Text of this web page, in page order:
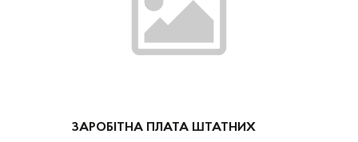
ЗАРОБІТНА ПЛАТА ШТАТНИХ